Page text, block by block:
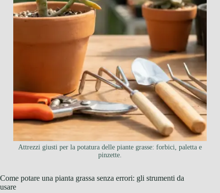
Attrezzi giusti per la potatura delle piante grasse: forbici, paletta e
pinzette.
Come potare una pianta grassa senza errori: gli strumenti da
usare